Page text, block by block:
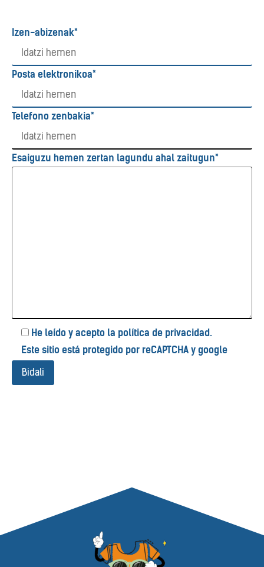
Izen-abizenak*
Posta elektronikoa*
Telefono zenbakia*
Esaiguzu hemen zertan lagundu ahal zaitugun*
He leído y acepto la política de privacidad.
Este sitio está protegido por reCAPTCHA y google